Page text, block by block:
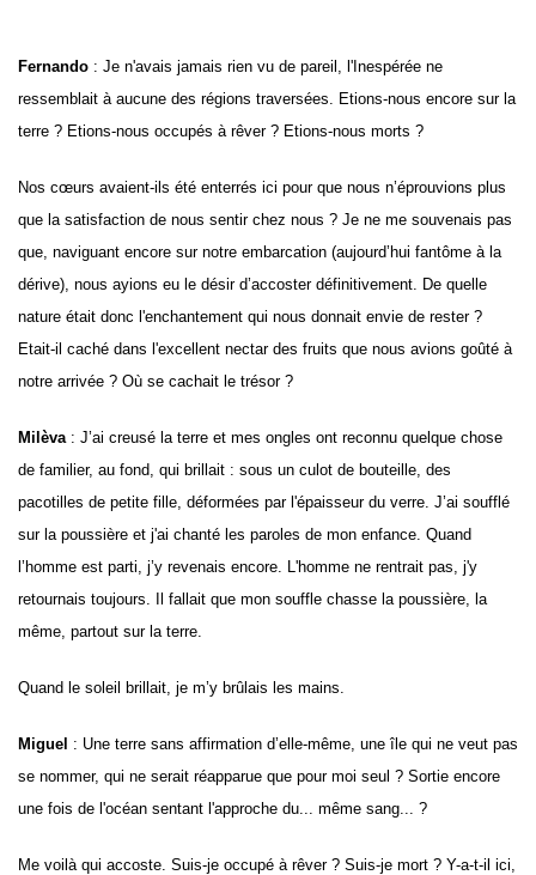
Fernando : Je n'avais jamais rien vu de pareil, l'Inespérée ne
ressemblait à aucune des régions traversées. Etions-nous encore sur la
terre ? Etions-nous occupés à rêver ? Etions-nous morts ?
Nos cœurs avaient-ils été enterrés ici pour que nous n’éprouvions plus
que la satisfaction de nous sentir chez nous ? Je ne me souvenais pas
que, naviguant encore sur notre embarcation (aujourd’hui fantôme à la
dérive), nous ayions eu le désir d’accoster définitivement. De quelle
nature était donc l'enchantement qui nous donnait envie de rester ?
Etait-il caché dans l'excellent nectar des fruits que nous avions goûté à
notre arrivée ? Où se cachait le trésor ?
Milèva : J’ai creusé la terre et mes ongles ont reconnu quelque chose
de familier, au fond, qui brillait : sous un culot de bouteille, des
pacotilles de petite fille, déformées par l'épaisseur du verre. J’ai soufflé
sur la poussière et j'ai chanté les paroles de mon enfance. Quand
l’homme est parti, j’y revenais encore. L'homme ne rentrait pas, j'y
retournais toujours. Il fallait que mon souffle chasse la poussière, la
même, partout sur la terre.
Quand le soleil brillait, je m’y brûlais les mains.
Miguel : Une terre sans affirmation d’elle-même, une île qui ne veut pas
se nommer, qui ne serait réapparue que pour moi seul ? Sortie encore
une fois de l'océan sentant l'approche du... même sang... ?
Me voilà qui accoste. Suis-je occupé à rêver ? Suis-je mort ? Y-a-t-il ici,